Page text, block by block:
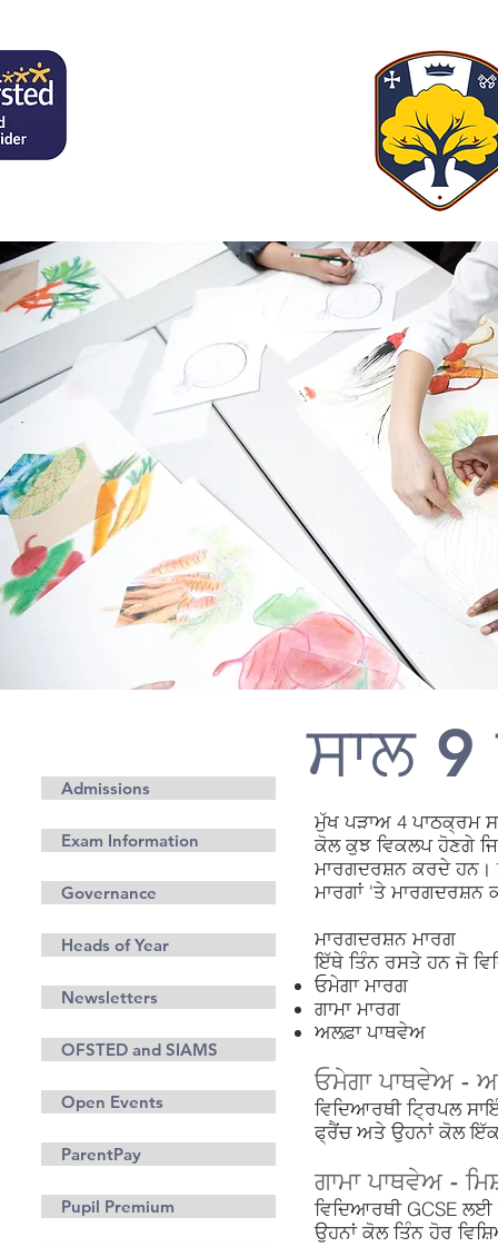
Admissions
Exam Information
Governance
Heads of Year
Newsletters
OFSTED and SIAMS
Open Events
ParentPay
Pupil Premium
ਸਾਲ 9
ਮੁੱਖ ਪੜਾਅ 4 ਪਾਠਕ੍ਰਮ
ਕੋਲ ਕੁਝ ਵਿਕਲਪ ਹੋਣਗੇ
ਮਾਰਗਦਰਸ਼ਨ ਕਰਦੇ ਹਨ।
ਮਾਰਗਾਂ 'ਤੇ ਮਾਰਗਦਰਸ਼ਨ
ਮਾਰਗਦਰਸ਼ਨ ਮਾਰਗ
ਇੱਥੇ ਤਿੰਨ ਰਸਤੇ ਹਨ ਜੋ
ਓਮੇਗਾ ਮਾਰਗ
ਗਾਮਾ ਮਾਰਗ
ਅਲਫ਼ਾ ਪਾਥਵੇਅ
ਓਮੇਗਾ ਪਾਥਵੇਅ -
ਵਿਦਿਆਰਥੀ ਟ੍ਰਿਪਲ
ਫ੍ਰੈਂਚ ਅਤੇ ਉਹਨਾਂ ਕੋਲ ਇੱਕ
ਗਾਮਾ ਪਾਥਵੇਅ -
ਵਿਦਿਆਰਥੀ GCSE
ਉਹਨਾਂ ਕੋਲ ਤਿੰਨ ਹੋਰ